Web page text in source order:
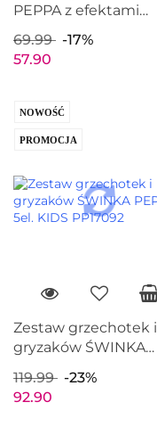
PEPPA z efektami
PP17089
69.99
-17%
57.90
NOWOŚĆ
PROMOCJA
Zestaw grzechotek i
gryzaków ŚWINKA
PP17092
119.99
-23%
92.90